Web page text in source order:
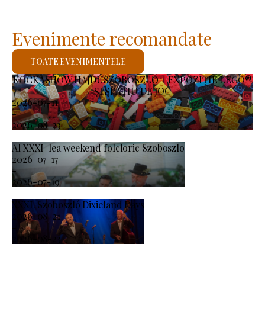
KOCKASHOW HAJDÚSZOBOSZLÓ – EXPOZIȚIE LEGO®
ȘI SPAȚIU DE JOC
2026-07-11
-
2026-08-23
Al XXXI-lea weekend folcloric Szoboszlo
2026-07-17
-
2026-07-19
XXXI. Szoboszló Dixieland Days
2026-08-21
-
2026-08-23
Evenimente recomandate
TOATE EVENIMENTELE